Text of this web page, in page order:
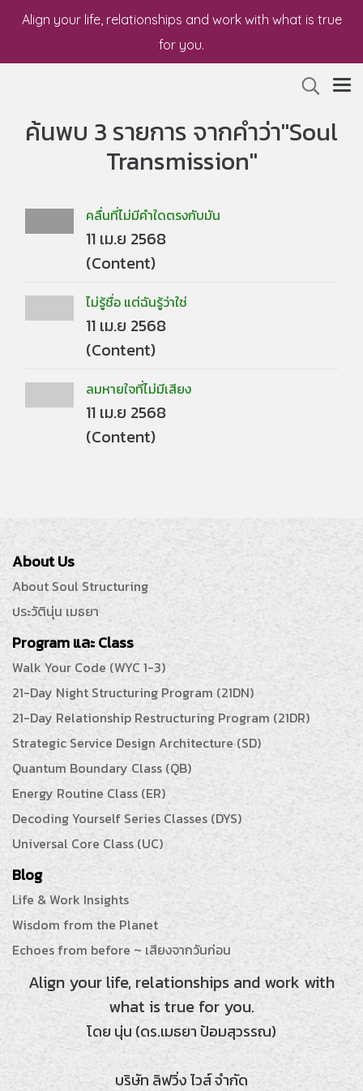
Align your life, relationships and work with what is true
for you.
ค้นพบ 3 รายการ จากคำว่า"Soul
Transmission"
คลื่นที่ไม่มีคำใดตรงกับมัน
11 เม.ย 2568
(Content)
ไม่รู้ชื่อ แต่ฉันรู้ว่าใช่
11 เม.ย 2568
(Content)
ลมหายใจที่ไม่มีเสียง
11 เม.ย 2568
(Content)
About Us
About Soul Structuring
ประวัตินุ่น เมธยา
Program และ Class
Walk Your Code (WYC 1-3)
21-Day Night Structuring Program (21DN)
21-Day Relationship Restructuring Program (21DR)
Strategic Service Design Architecture (SD)
Quantum Boundary Class (QB)
Energy Routine Class (ER)
Decoding Yourself Series Classes (DYS)
Universal Core Class (UC)
Blog
Life & Work Insights
Wisdom from the Planet
Echoes from before ~ เสียงจากวันก่อน
Align your life, relationships and work with
what is true for you.
โดย นุ่น (ดร.เมธยา ป้อมสุวรรณ)
บริษัท ลิฟวิ่ง ไวส์ จำกัด